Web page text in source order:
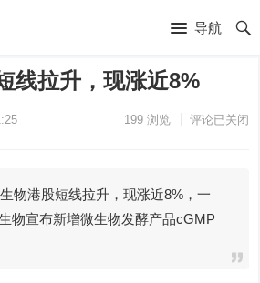
导航
线拉升，现涨近8%
199浏览 评论已关闭
物港股短线拉升，现涨近8%，一
物宣布新增微生物发酵产品cGMP